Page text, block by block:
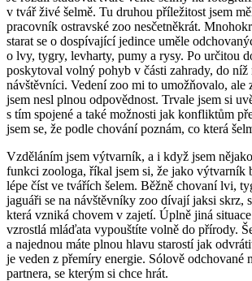
v tvář živé šelmě. Tu druhou příležitost jsem
pracovník ostravské zoo nesčetněkrát.
starat se o dospívající jedince uměle
o lvy, tygry, levharty, pumy a rysy. Po určitou
poskytoval volný pohyb v části zahrady, do níž
návštěvníci. Vedení zoo mi to umožňovalo, ale
jsem nesl plnou odpovědnost. Trvale jsem si
s tím spojené a také možnosti jak konfliktům
jsem se, že podle chování poznám, co která
Vzděláním jsem výtvarník, a i když jsem
funkci zoologa, říkal jsem si, že jako výtvarník
lépe číst ve tvářích šelem. Běžně chovaní lvi,
jaguáři se na návštěvníky zoo dívají jaksi skrz,
která vzniká chovem v zajetí. Úplně jiná
vzrostlá mláďata vypouštíte volně do přírody.
a najednou máte plnou hlavu starostí jak
je veden z přemíry energie. Sólově odchované
partnera, se kterým si chce hrát.